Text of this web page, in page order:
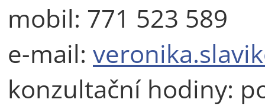
mobil: 771 523 589
e-mail:
konzultační hodiny: